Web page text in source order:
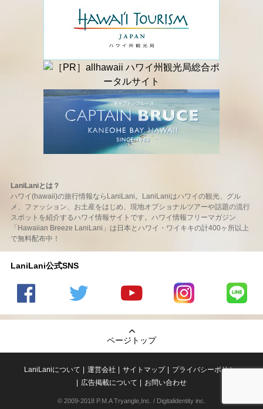
LaniLaniとは？
ハワイ(hawaii)の旅行情報ならLaniLani。LaniLaniはハワイの観光、グル
メ、ファッション、お土産をはじめ、現地オプショナルツアーや話題の流行
スポットを紹介するハワイ情報サイトです。ハワイ情報フリーマガジン
「Hawaiian Breeze LaniLani」は日本とハワイ・ワイキキの計400ヶ所以上
で無料配布中！
LaniLani公式SNS
の
のtwitter
の
Youtube
チャンネ
LaniLani
LaniLani
ページトップ
LaniLaniについて 運営会社 サイトマップ
プライバシーポリシー
広告掲載について
お問い合わせ
© 2009-2018 P.M.A Tryangle,Inc. / Digitalidentity inc.